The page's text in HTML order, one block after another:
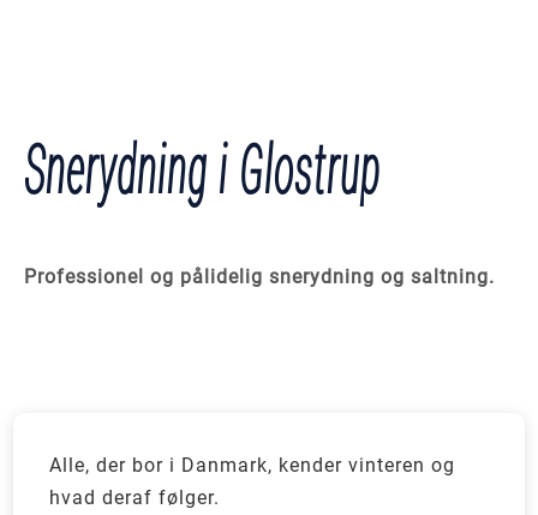
Snerydning i Glostrup
Professionel og pålidelig snerydning og saltning.
Alle, der bor i Danmark, kender vinteren og
hvad deraf følger.